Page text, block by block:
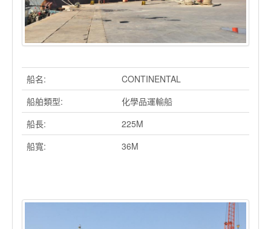
船名:
CONTINENTAL
船舶類型:
化學品運輸船
船長:
225M
船寬:
36M